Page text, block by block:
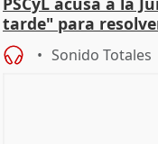
tarde" para
Sonido Totales